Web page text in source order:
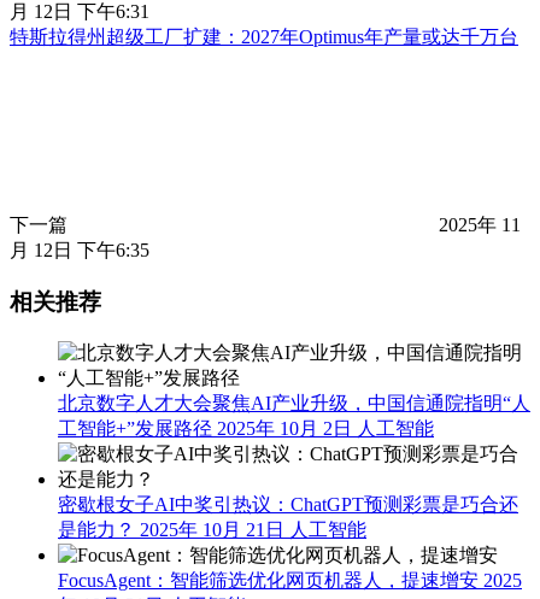
月 12日 下午6:31
特斯拉得州超级工厂扩建：2027年Optimus年产量或达千万台
下一篇
2025年 11
月 12日 下午6:35
相关推荐
北京数字人才大会聚焦AI产业升级，中国信通院指明“人
工智能+”发展路径 2025年 10月 2日 人工智能
密歇根女子AI中奖引热议：ChatGPT预测彩票是巧合还
是能力？ 2025年 10月 21日 人工智能
FocusAgent：智能筛选优化网页机器人，提速增安 2025